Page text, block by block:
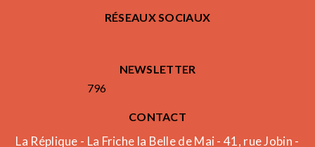
RÉSEAUX SOCIAUX
NEWSLETTER
796
CONTACT
La Réplique - La Friche la Belle de Mai - 41, rue Jobin -